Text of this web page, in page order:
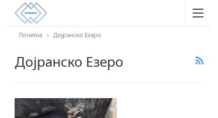
Почетна Дојранско Езеро
Дојранско Езеро